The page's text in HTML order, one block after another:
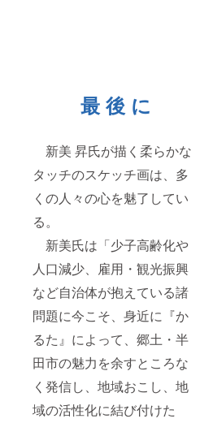
最 後 に
新美 昇氏が描く柔らかな
タッチのスケッチ画は、多
くの人々の心を魅了してい
る。
新美氏は「少子高齢化や
人口減少、雇用・観光振興
など自治体が抱えている諸
問題に今こそ、身近に『か
るた』によって、郷土・半
田市の魅力を余すところな
く発信し、地域おこし、地
域の活性化に結び付けた